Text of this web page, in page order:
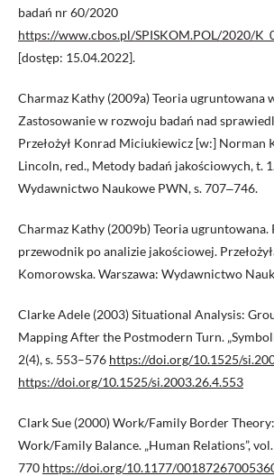
badań nr 60/2020
https://www.cbos.pl/SPISKOM.POL/2020/
[dostęp: 15.04.2022].
Charmaz Kathy (2009a) Teoria ugruntowana
Zastosowanie w rozwoju badań nad
Przełożył Konrad Miciukiewicz [w:] Norman
Lincoln, red., Metody badań jakościowych, t.
Wydawnictwo Naukowe PWN, s. 707‒746.
Charmaz Kathy (2009b) Teoria ugruntowana.
przewodnik po analizie jakościowej.
Komorowska. Warszawa: Wydawnictwo
Clarke Adele (2003) Situational Analysis:
Mapping After the Postmodern Turn.
2(4), s. 553–576 https://doi.org/10.1525/
https://doi.org/10.1525/si.2003.26.4.553
Clark Sue (2000) Work/Family Border
Work/Family Balance. „Human Relations”,
770 https://doi.org/10.1177/